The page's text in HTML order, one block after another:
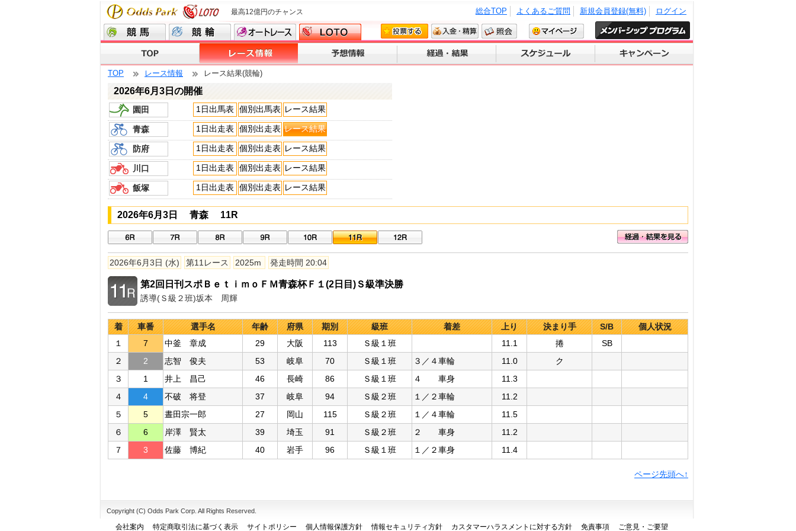
最高12億円のチャンス ログイン
新規会員登録(無料)
よくあるご質問
総合TOP
TOP レース情報 レース結果(競輪)
2026年6月3日の開催
園田 1日出馬表 個別出馬表 レース結果
青森 1日出走表 個別出走表 レース結果
防府 1日出走表 個別出走表 レース結果
川口 1日出走表 個別出走表 レース結果
飯塚 1日出走表 個別出走表 レース結果
2026年6月3日 青森 11R
2026年6月3日 (水) 第11レース 2025m 発走時間 20:04
第2回日刊スポＢｅｔｉｍｏＦＭ青森杯Ｆ１(2日目)Ｓ級準決勝
誘導(Ｓ級２班)坂本 周輝
着 車番 選手名 年齢 府県 期別 級班 着差 上り 決まり手 S/B
個人状況
１
7 中釜 章成 29 大阪 113 Ｓ級１班 11.1 捲
SB
２
2 志智 俊夫 53 岐阜 70 Ｓ級１班 ３／４車輪 11.0
ク
３
1 井上 昌己 46 長崎 86 Ｓ級１班 ４ 車身
11.3
４
4 不破 将登 37 岐阜 94 Ｓ級２班 １／２車輪
11.2
５
5 晝田宗一郎 27 岡山 115 Ｓ級２班 １／４車輪
11.5
６
6 岸澤 賢太 39 埼玉 91 Ｓ級２班 ２ 車身
11.2
７
3 佐藤 博紀 40 岩手 96 Ｓ級１班 １／２車身 11.4
ページ先頭へ↑
Copyright (C) Odds Park Corp. All Rights Reserved.
会社案内 特定商取引法に基づく表示 サイトポリシー 個人情報保護方針 情報セキュリティ方針 カスタマーハラスメントに対する方針 免責事項 ご意見・ご要望